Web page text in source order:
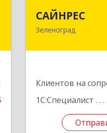
САЙНРЕС
Зеленоград
Клиентов на
1С:Специалист
124365,